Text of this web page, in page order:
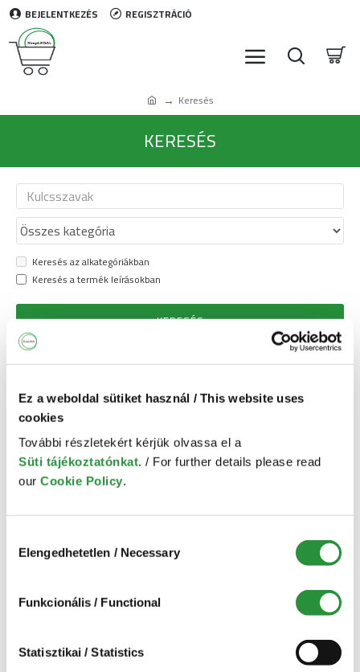
Ez a weboldal sütiket használ / This website uses
cookies
További részletekért kérjük olvassa el a
Süti tájékoztatónkat. / For further details please read
our Cookie Policy.
kiválasztása
Elengedhetetlen / Necessary
Funkcionális / Functional
Statisztikai / Statistics
BEJELENTKEZÉS REGISZTRÁCIÓ
Keresés
KERESÉS
Keresés az alkategóriákban
Keresés a termék leírásokban
KERESÉS
A keresési feltételeknek megfelelő
NÉPSZERŰ
találatai közül való
23,500 Ft